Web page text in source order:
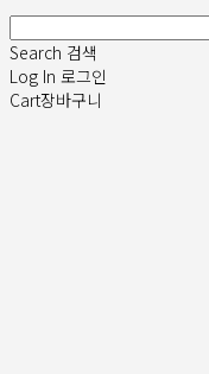
Search 검색
Log In 로그인
Cart장바구니